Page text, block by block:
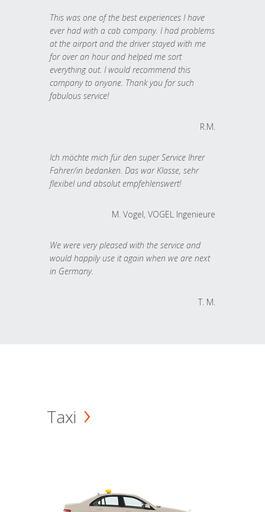
This was one of the best experiences I have
ever had with a cab company. I had problems
at the airport and the driver stayed with me
for over an hour and helped me sort
everything out. I would recommend this
company to anyone. Thank you for such
fabulous service!
R.M.
Ich möchte mich für den super Service Ihrer
Fahrer/in bedanken. Das war Klasse, sehr
flexibel und absolut empfehlenswert!
M. Vogel, VOGEL Ingenieure
We were very pleased with the service and
would happily use it again when we are next
in Germany.
T. M.
Taxi